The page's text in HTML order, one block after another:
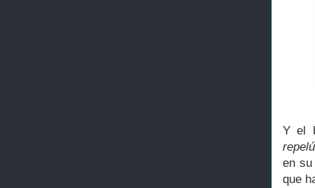
Y el
en
que